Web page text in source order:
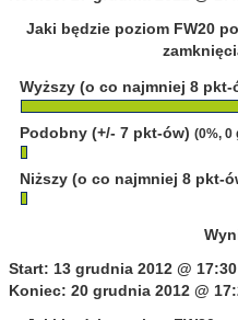
Jaki będzie poziom FW20
Wyższy (o co najmniej 8
Podobny (+/- 7 pkt-ów) (0%, 0
Niższy (o co najmniej 8 pkt-
Start: 13 grudnia 2012 @ 17:30
Koniec: 20 grudnia 2012 @